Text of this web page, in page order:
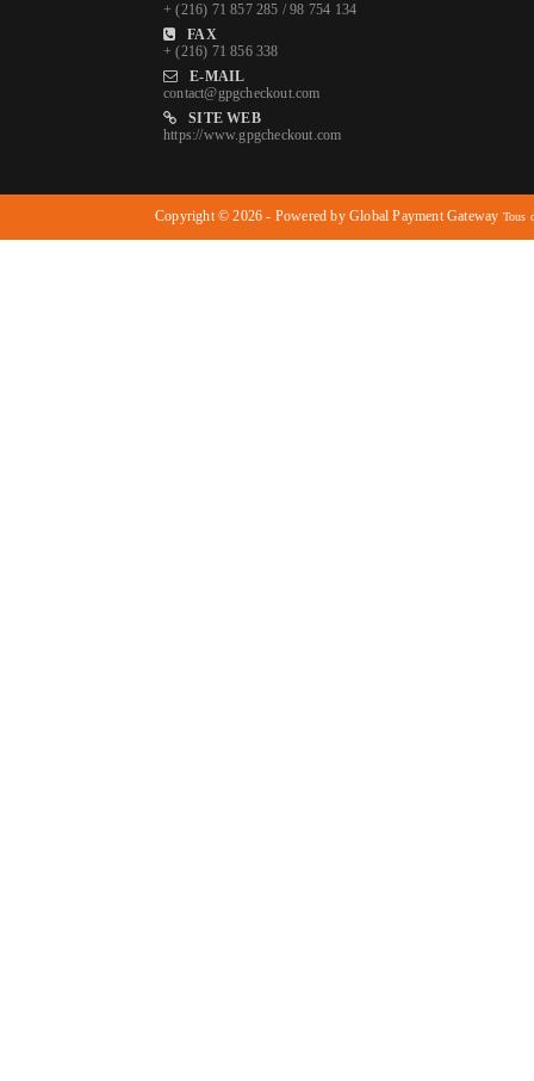
+ (216) 71 857 285 / 98 754 134
FAX
+ (216) 71 856 338
E-MAIL
contact@gpgcheckout.com
SITE WEB
https://www.gpgcheckout.com
Copyright © 2026 - Powered by Global Payment Gateway Tous